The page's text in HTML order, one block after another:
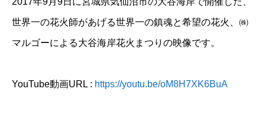
世界一の花火師があげる世界一の鎮魂と希望の花火、㈱
マルゴーによる大谷海岸花火まつりの映像です。
YouTube動画URL : https://youtu.be/oM8H7XK6BuA